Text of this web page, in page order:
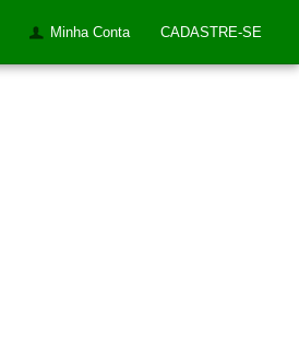
Minha Conta CADASTRE-SE